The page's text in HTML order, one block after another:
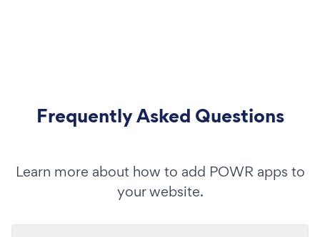
Frequently Asked Questions
Learn more about how to add POWR apps to
your website.